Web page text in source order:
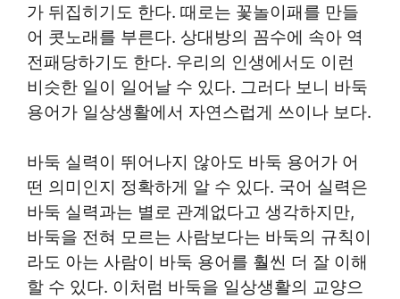
가 뒤집히기도 한다. 때로는 꽃놀이패를 만들
어 콧노래를 부른다. 상대방의 꼼수에 속아 역
전패당하기도 한다. 우리의 인생에서도 이런
비슷한 일이 일어날 수 있다. 그러다 보니 바둑
용어가 일상생활에서 자연스럽게 쓰이나 보다.
바둑 실력이 뛰어나지 않아도 바둑 용어가 어
떤 의미인지 정확하게 알 수 있다. 국어 실력은
바둑 실력과는 별로 관계없다고 생각하지만,
바둑을 전혀 모르는 사람보다는 바둑의 규칙이
라도 아는 사람이 바둑 용어를 훨씬 더 잘 이해
할 수 있다. 이처럼 바둑을 일상생활의 교양으